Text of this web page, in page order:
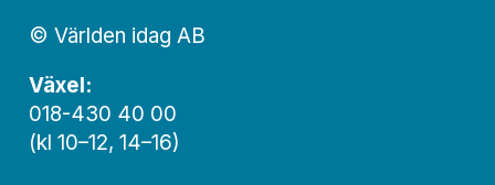
© Världen idag AB
Växel:
018-430 40 00
(kl 10–12, 14–16)